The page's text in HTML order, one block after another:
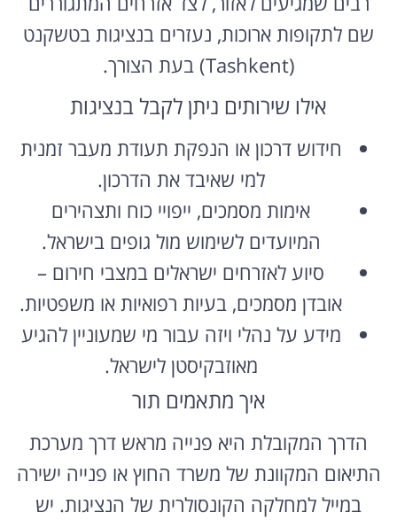
שם לתקופות ארוכות, נעזרים בנציגות בטשקנט
(Tashkent) בעת הצורך.
אילו שירותים ניתן לקבל בנציגות
חידוש דרכון או הנפקת תעודת מעבר זמנית
למי שאיבד את הדרכון.
אימות מסמכים, ייפויי כוח ותצהירים
המיועדים לשימוש מול גופים בישראל.
סיוע לאזרחים ישראלים במצבי חירום –
אובדן מסמכים, בעיות רפואיות או משפטיות.
מידע על נהלי ויזה עבור מי שמעוניין להגיע
מאוזבקיסטן לישראל.
איך מתאמים תור
הדרך המקובלת היא פנייה מראש דרך מערכת
התיאום המקוונת של משרד החוץ או פנייה ישירה
במייל למחלקה הקונסולרית של הנציגות. יש